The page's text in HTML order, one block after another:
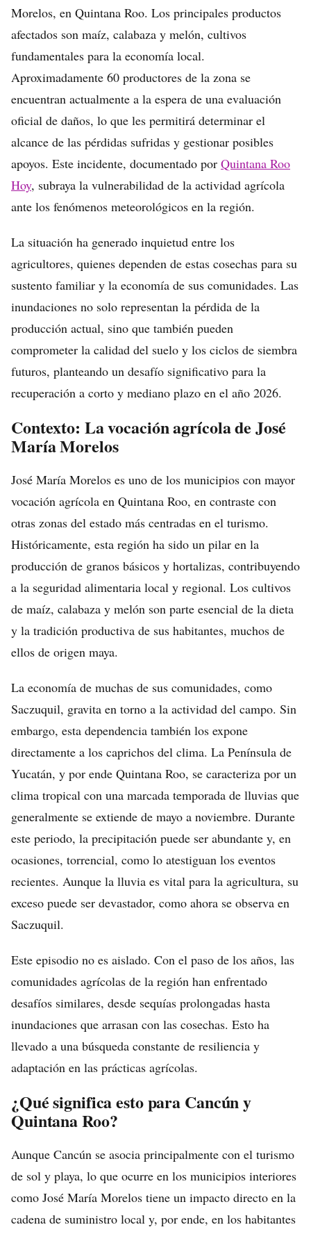
Morelos, en Quintana Roo. Los principales productos
afectados son maíz, calabaza y melón, cultivos
fundamentales para la economía local.
Aproximadamente 60 productores de la zona se
encuentran actualmente a la espera de una evaluación
oficial de daños, lo que les permitirá determinar el
alcance de las pérdidas sufridas y gestionar posibles
apoyos. Este incidente, documentado por Quintana Roo
Hoy, subraya la vulnerabilidad de la actividad agrícola
ante los fenómenos meteorológicos en la región.
La situación ha generado inquietud entre los
agricultores, quienes dependen de estas cosechas para su
sustento familiar y la economía de sus comunidades. Las
inundaciones no solo representan la pérdida de la
producción actual, sino que también pueden
comprometer la calidad del suelo y los ciclos de siembra
futuros, planteando un desafío significativo para la
recuperación a corto y mediano plazo en el año 2026.
Contexto: La vocación agrícola de José
María Morelos
José María Morelos es uno de los municipios con mayor
vocación agrícola en Quintana Roo, en contraste con
otras zonas del estado más centradas en el turismo.
Históricamente, esta región ha sido un pilar en la
producción de granos básicos y hortalizas, contribuyendo
a la seguridad alimentaria local y regional. Los cultivos
de maíz, calabaza y melón son parte esencial de la dieta
y la tradición productiva de sus habitantes, muchos de
ellos de origen maya.
La economía de muchas de sus comunidades, como
Saczuquil, gravita en torno a la actividad del campo. Sin
embargo, esta dependencia también los expone
directamente a los caprichos del clima. La Península de
Yucatán, y por ende Quintana Roo, se caracteriza por un
clima tropical con una marcada temporada de lluvias que
generalmente se extiende de mayo a noviembre. Durante
este periodo, la precipitación puede ser abundante y, en
ocasiones, torrencial, como lo atestiguan los eventos
recientes. Aunque la lluvia es vital para la agricultura, su
exceso puede ser devastador, como ahora se observa en
Saczuquil.
Este episodio no es aislado. Con el paso de los años, las
comunidades agrícolas de la región han enfrentado
desafíos similares, desde sequías prolongadas hasta
inundaciones que arrasan con las cosechas. Esto ha
llevado a una búsqueda constante de resiliencia y
adaptación en las prácticas agrícolas.
¿Qué significa esto para Cancún y
Quintana Roo?
Aunque Cancún se asocia principalmente con el turismo
de sol y playa, lo que ocurre en los municipios interiores
como José María Morelos tiene un impacto directo en la
cadena de suministro local y, por ende, en los habitantes